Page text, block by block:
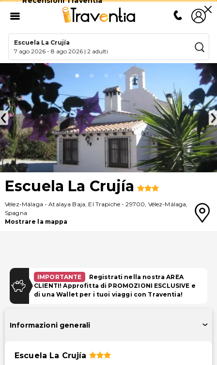
Escuela La Crujía
7 ago 2026 -8 ago 2026 |2 adulti
Escuela La Crujía
Vélez-Málaga -Atalaya Baja, El Trapiche -29700, Vélez-Málaga,
Spagna
Mostrare la mappa
IMPORTANTE
Registrati nella nostra AREA
CLIENTI! Approfitta di PROMOZIONI ESCLUSIVE e
di una Wallet per i tuoi viaggi con Traventia!
Informazioni generali
Escuela La Crujía